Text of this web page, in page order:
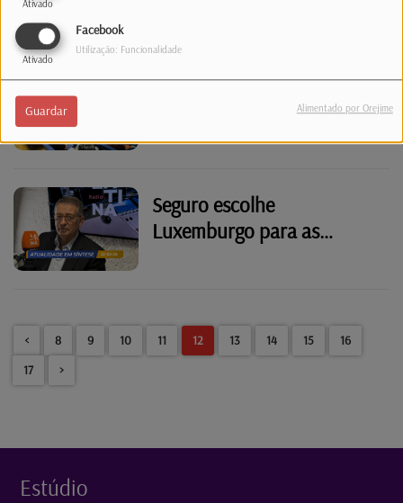
Ativado
Facebook
Ativado
Utilização: Funcionalidade
Guardar Alimentado por Orejime
Luxemburgo atribuiu sete
milhões de euros a
estudantes universitários
Seguro escolhe
Luxemburgo para as
< 8 9 10 11 12 13 14 15
16
17
>
Estúdio